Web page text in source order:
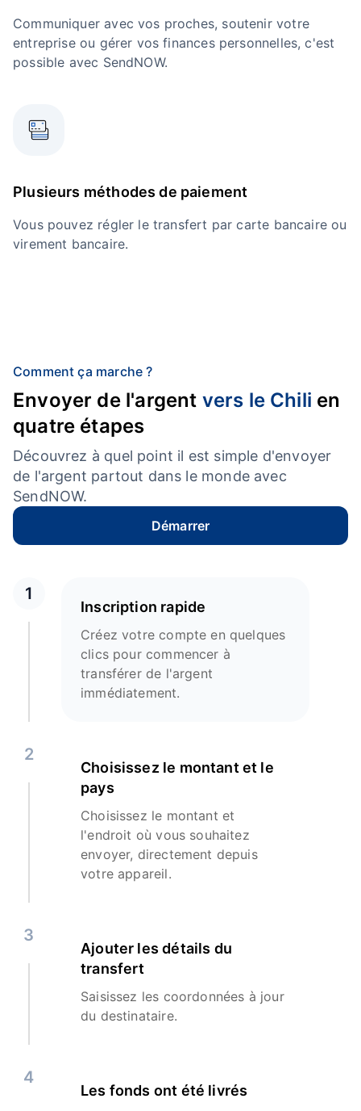
Communiquer avec vos proches, soutenir votre
entreprise ou gérer vos finances personnelles, c'est
possible avec SendNOW.
Plusieurs méthodes de paiement
Vous pouvez régler le transfert par carte bancaire ou
virement bancaire.
Comment ça marche ?
Envoyer de l'argent vers le Chili en
quatre étapes
Découvrez à quel point il est simple d'envoyer
de l'argent partout dans le monde avec
SendNOW.
Démarrer
1
Inscription rapide
Créez votre compte en quelques
clics pour commencer à
transférer de l'argent
immédiatement.
2
Choisissez le montant et le
pays
Choisissez le montant et
l'endroit où vous souhaitez
envoyer, directement depuis
votre appareil.
3
Ajouter les détails du
transfert
Saisissez les coordonnées à jour
du destinataire.
4
Les fonds ont été livrés